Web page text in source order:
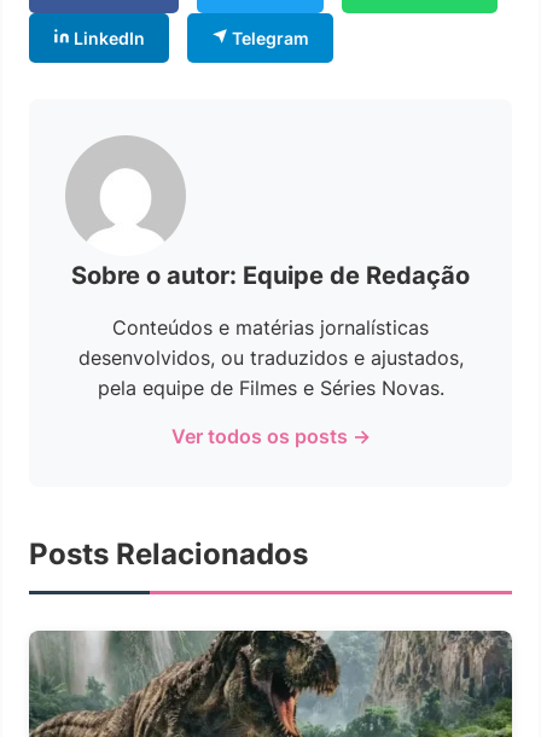
LinkedIn Telegram
Sobre o autor: Equipe de Redação
Conteúdos e matérias jornalísticas
desenvolvidos, ou traduzidos e ajustados,
pela equipe de Filmes e Séries Novas.
Ver todos os posts →
Posts Relacionados